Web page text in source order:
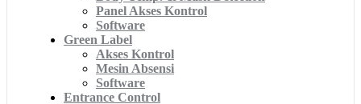
Panel Akses Kontrol
Software
Green Label
Akses Kontrol
Mesin Absensi
Software
Entrance Control